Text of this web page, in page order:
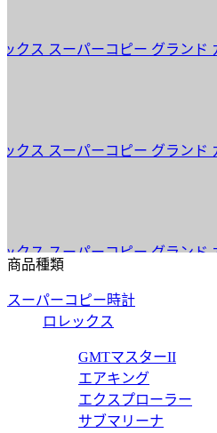
スーパーコピー グランド カ
スーパーコピー グランド カ
スーパーコピー グランド カ
スーパーコピー グランド カ
商品種類
スーパーコピー時計
ロレックス
GMTマスターII
エアキング
エクスプローラー
サブマリーナ